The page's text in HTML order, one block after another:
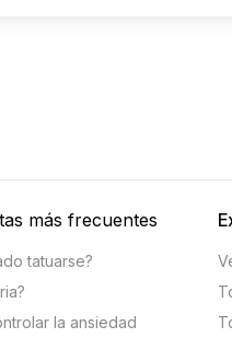
más frecuentes
tatuarse?
la ansiedad